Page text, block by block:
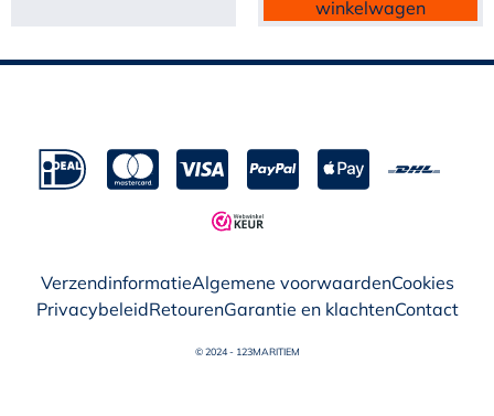
winkelwagen
VerzendinformatieAlgemene voorwaardenCookies
PrivacybeleidRetourenGarantie en klachtenContact
© 2024 - 123MARITIEM